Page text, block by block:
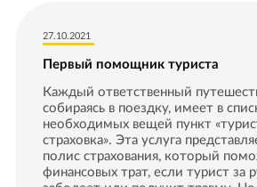
27.10.2021
Первый помощник туриста
Каждый ответственный
собираясь в поездку, имеет в
необходимых вещей пункт
страховка». Эта услуга
полис страхования, который
финансовых трат, если турист за